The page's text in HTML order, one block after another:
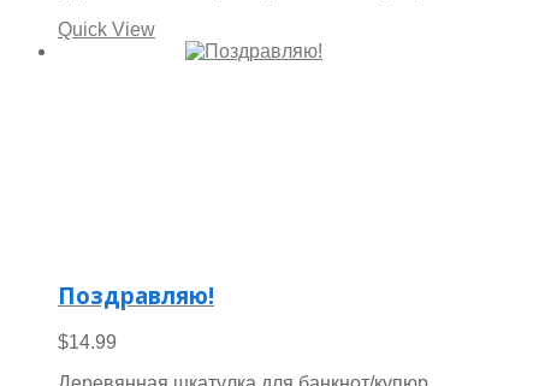
Quick View
Поздравляю!
$14.99